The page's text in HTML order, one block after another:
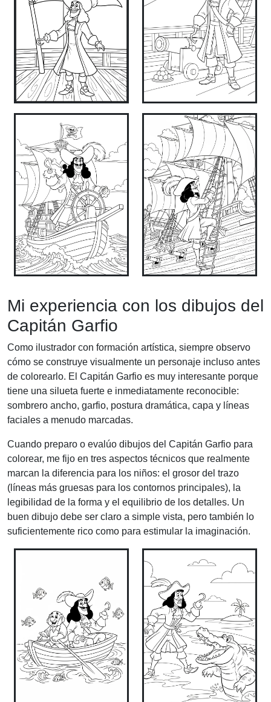
Mi experiencia con los dibujos del
Capitán Garfio
Como ilustrador con formación artística, siempre observo
cómo se construye visualmente un personaje incluso antes
de colorearlo. El Capitán Garfio es muy interesante porque
tiene una silueta fuerte e inmediatamente reconocible:
sombrero ancho, garfio, postura dramática, capa y líneas
faciales a menudo marcadas.
Cuando preparo o evalúo dibujos del Capitán Garfio para
colorear, me fijo en tres aspectos técnicos que realmente
marcan la diferencia para los niños: el grosor del trazo
(líneas más gruesas para los contornos principales), la
legibilidad de la forma y el equilibrio de los detalles. Un
buen dibujo debe ser claro a simple vista, pero también lo
suficientemente rico como para estimular la imaginación.